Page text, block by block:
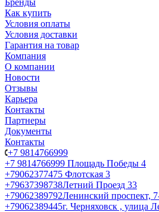
Бренды
Как купить
Условия оплаты
Условия доставки
Гарантия на товар
Компания
О компании
Новости
Отзывы
Карьера
Контакты
Партнеры
Документы
Контакты
+7 9814766999
+7 9814766999 Площадь Победы 4
+79062377475 Флотская 3
+79637398738Летний Проезд 33
+79062389792Ленинский проспект,
+79062389445г. Черняховск , улица